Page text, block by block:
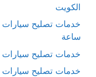
الكويت
ساعة
خدمات تصليح سيارات
خدمات تصليح